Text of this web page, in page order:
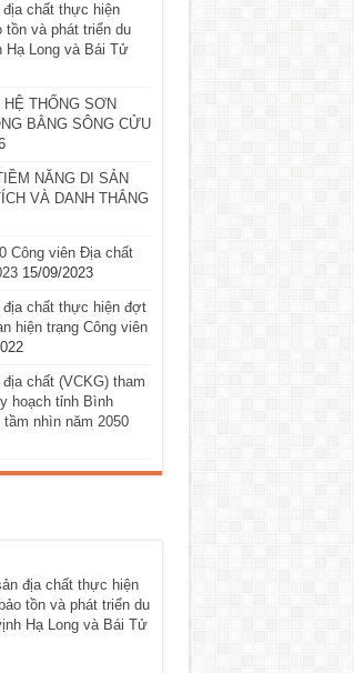
chất thực hiện
tồn và phát triển du
Hạ Long và Bái Tử
THỐNG SƠN
BẰNG SÔNG CỬU
NĂNG DI SẢN
VÀ DANH THẮNG
Công viên Địa chất
15/09/2023
chất thực hiện đợt
hiện trạng Công viên
chất (VCKG) tham
hoạch tỉnh Bình
nhìn năm 2050
địa chất thực hiện
tồn và phát triển du
Hạ Long và Bái Tử